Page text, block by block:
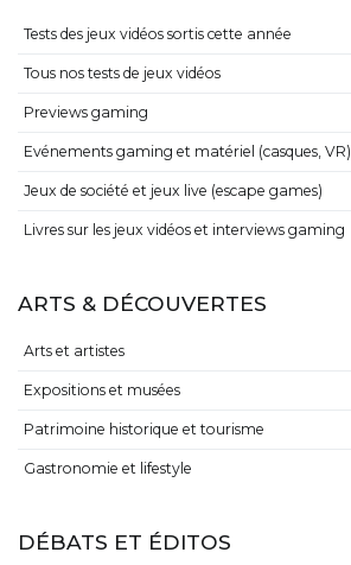
Tests des jeux vidéos sortis cette année
Tous nos tests de jeux vidéos
Previews gaming
Evénements gaming et matériel (casques, VR)
Jeux de société et jeux live (escape games)
Livres sur les jeux vidéos et interviews gaming
ARTS & DÉCOUVERTES
Arts et artistes
Expositions et musées
Patrimoine historique et tourisme
Gastronomie et lifestyle
DÉBATS ET ÉDITOS